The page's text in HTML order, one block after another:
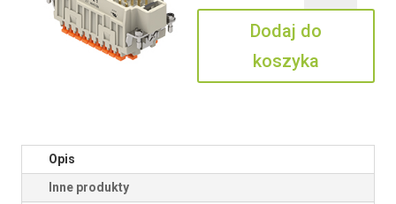
27
Dodaj do
koszyka
Opis
Inne produkty